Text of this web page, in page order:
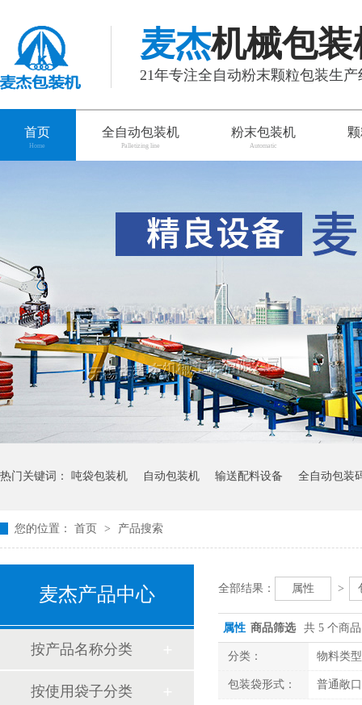
麦杰机械包装
21年专注全自动粉末颗粒包装生
首页
Home
全自动包装机
Palletizing line
粉末包装机
Automatic
热门关键词： 吨袋包装机 自动包装机 输送配料设备 全自动包装
您的位置： 首页 > 产品搜索
麦杰产品中心
按产品名称分类
按使用袋子分类
全部结果： 属性 >
属性 商品筛选 共 5 个商品
分类： 物料类型
包装袋形式： 普通敞